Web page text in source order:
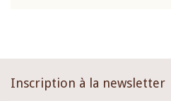
Inscription à la newsletter